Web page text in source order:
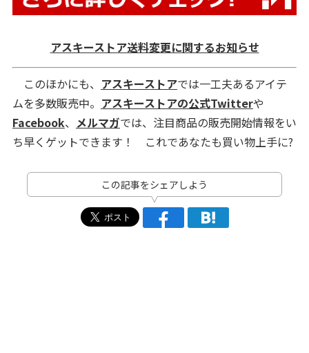
アスキーストア送料変更に関するお知らせ
このほかにも、 アスキーストアでは一工夫あるアイテ
ムを多数販売中。 アスキーストアの公式Twitterや
Facebook、 メルマガでは、注目商品の販売開始情報をい
ち早くゲットできます！ これであなたも買い物上手に?
この記事をシェアしよう